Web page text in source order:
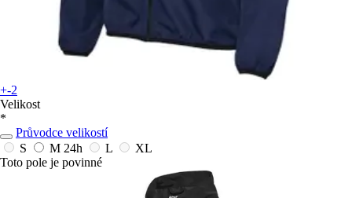
+-2
Velikost
*
Průvodce velikostí
S
M 24h L
XL
Toto pole je povinné